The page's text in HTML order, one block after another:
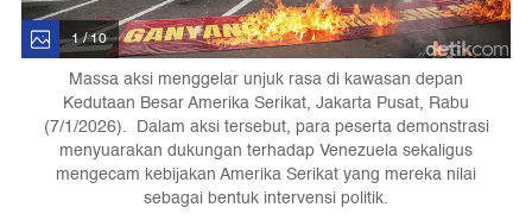
1 / 10
Massa aksi menggelar unjuk rasa di kawasan depan
Kedutaan Besar Amerika Serikat, Jakarta Pusat, Rabu
(7/1/2026). Dalam aksi tersebut, para peserta demonstrasi
menyuarakan dukungan terhadap Venezuela sekaligus
mengecam kebijakan Amerika Serikat yang mereka nilai
sebagai bentuk intervensi politik.